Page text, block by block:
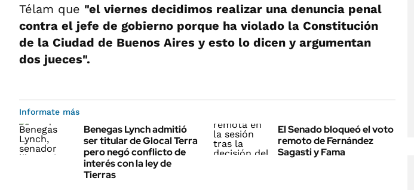
Télam que "el viernes decidimos realizar una denuncia penal
contra el jefe de gobierno porque ha violado la Constitución
de la Ciudad de Buenos Aires y esto lo dicen y argumentan
dos jueces".
Informate más
Benegas Lynch admitió
ser titular de Glocal Terra
pero negó conflicto de
interés con la ley de
Tierras
El Senado bloqueó el voto
remoto de Fernández
Sagasti y Fama